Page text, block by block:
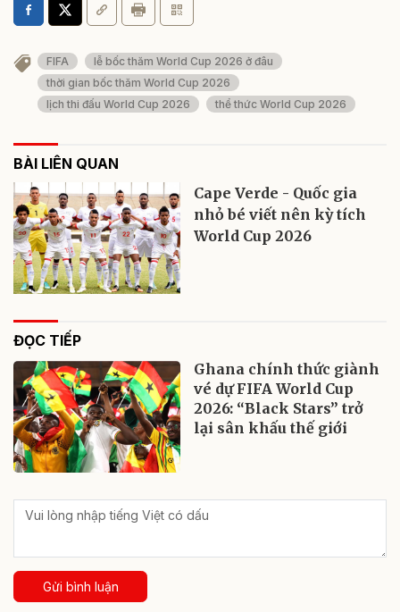
FIFA
lễ bốc thăm World Cup 2026 ở đâu
thời gian bốc thăm World Cup 2026
lịch thi đấu World Cup 2026
thể thức World Cup 2026
BÀI LIÊN QUAN
Cape Verde - Quốc gia
nhỏ bé viết nên kỳ tích
World Cup 2026
ĐỌC TIẾP
Ghana chính thức giành
vé dự FIFA World Cup
2026: “Black Stars” trở
lại sân khấu thế giới
Gửi bình luận